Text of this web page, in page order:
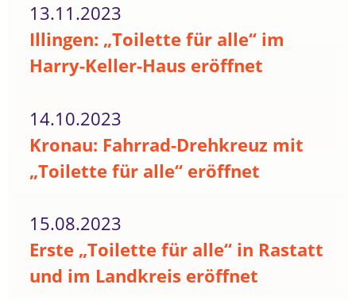
13.11.2023
Illingen: „Toilette für alle“ im
Harry-Keller-Haus eröffnet
14.10.2023
Kronau: Fahrrad-Drehkreuz mit
„Toilette für alle“ eröffnet
15.08.2023
Erste „Toilette für alle“ in Rastatt
und im Landkreis eröffnet